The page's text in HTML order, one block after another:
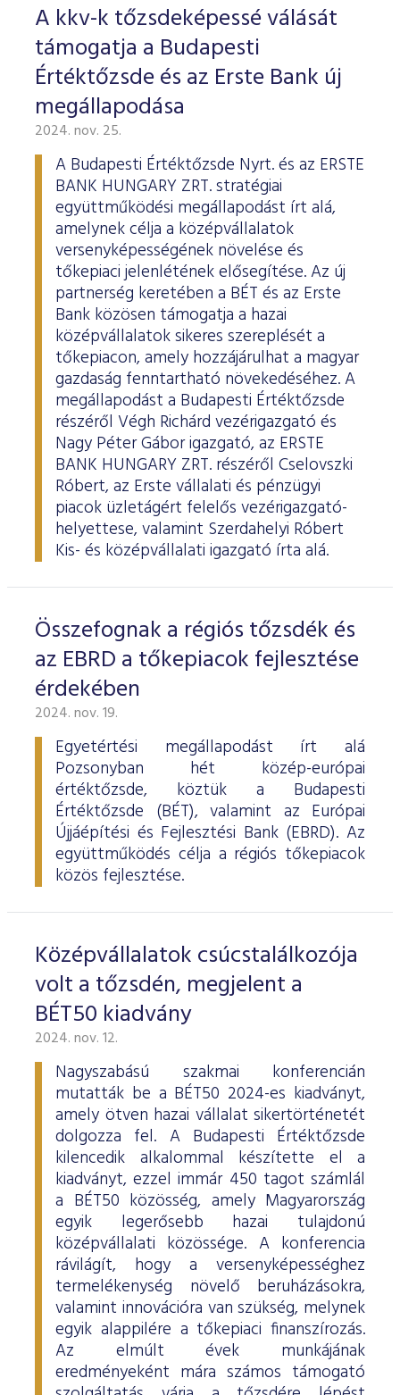
A kkv-k tőzsdeképessé válását
támogatja a Budapesti
Értéktőzsde és az Erste Bank új
megállapodása
2024. nov. 25.
A Budapesti Értéktőzsde Nyrt. és az ERSTE
BANK HUNGARY ZRT. stratégiai
együttműködési megállapodást írt alá,
amelynek célja a középvállalatok
versenyképességének növelése és
tőkepiaci jelenlétének elősegítése. Az új
partnerség keretében a BÉT és az Erste
Bank közösen támogatja a hazai
középvállalatok sikeres szereplését a
tőkepiacon, amely hozzájárulhat a magyar
gazdaság fenntartható növekedéséhez. A
megállapodást a Budapesti Értéktőzsde
részéről Végh Richárd vezérigazgató és
Nagy Péter Gábor igazgató, az ERSTE
BANK HUNGARY ZRT. részéről Cselovszki
Róbert, az Erste vállalati és pénzügyi
piacok üzletágért felelős vezérigazgató-
helyettese, valamint Szerdahelyi Róbert
Kis- és középvállalati igazgató írta alá.
Összefognak a régiós tőzsdék és
az EBRD a tőkepiacok fejlesztése
érdekében
2024. nov. 19.
Egyetértési megállapodást írt alá
Pozsonyban hét közép-európai
értéktőzsde, köztük a Budapesti
Értéktőzsde (BÉT), valamint az Európai
Újjáépítési és Fejlesztési Bank (EBRD). Az
együttműködés célja a régiós tőkepiacok
közös fejlesztése.
Középvállalatok csúcstalálkozója
volt a tőzsdén, megjelent a
BÉT50 kiadvány
2024. nov. 12.
Nagyszabású szakmai konferencián
mutatták be a BÉT50 2024-es kiadványt,
amely ötven hazai vállalat sikertörténetét
dolgozza fel. A Budapesti Értéktőzsde
kilencedik alkalommal készítette el a
kiadványt, ezzel immár 450 tagot számlál
a BÉT50 közösség, amely Magyarország
egyik legerősebb hazai tulajdonú
középvállalati közössége. A konferencia
rávilágít, hogy a versenyképességhez
termelékenység növelő beruházásokra,
valamint innovációra van szükség, melynek
egyik alappilére a tőkepiaci finanszírozás.
Az elmúlt évek munkájának
eredményeként mára számos támogató